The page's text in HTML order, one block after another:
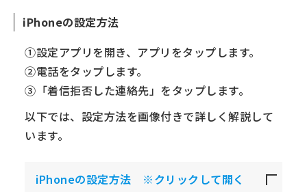
iPhoneの設定方法
①設定アプリを開き、アプリをタップします。
②電話をタップします。
③「着信拒否した連絡先」をタップします。
以下では、設定方法を画像付きで詳しく解説して
います。
iPhoneの設定方法 ※クリックして開く